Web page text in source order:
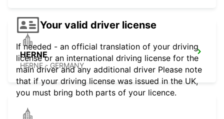
HERNE
HERNE - GERMANY
Your valid driver license
If needed - an official translation of your driving
license or an international driving license for the
main driver and any additional driver Please note
that if your driving license was issued in the UK,
you must bring both parts of your licence.